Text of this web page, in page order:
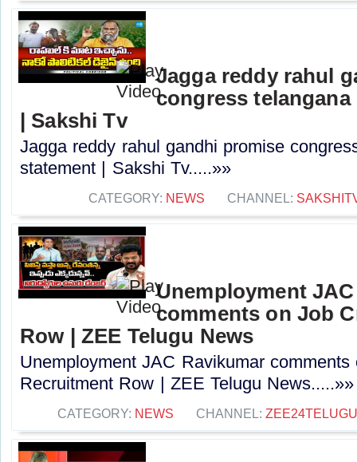
Jagga reddy rahul
congress
| Sakshi Tv
Jagga reddy rahul gandhi promise
statement | Sakshi Tv.....»»
CATEGORY: NEWS CHANNEL:
Unemployment
comments on Job
Row | ZEE Telugu News
Unemployment JAC Ravikumar
Recruitment Row | ZEE Telugu News.....»»
CATEGORY: NEWS CHANNEL: